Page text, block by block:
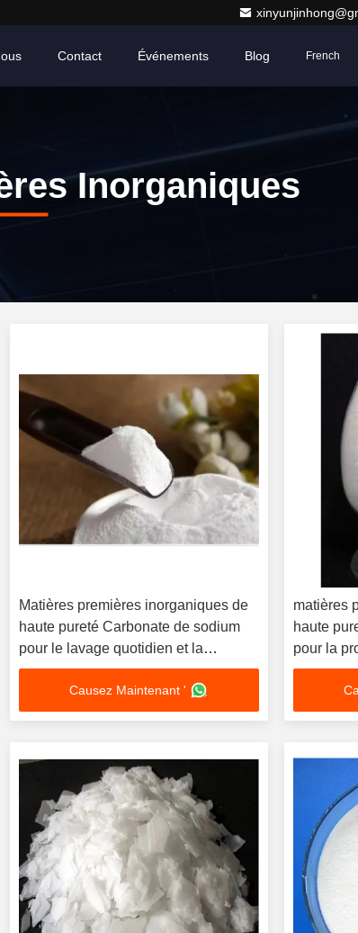
Contact Événements Blog French
Inorganiques
Matières premières inorganiques de
haute pureté Carbonate de sodium
pour le lavage quotidien et la
transformation alimentaire
Causez Maintenant '
matières
haute
pour la